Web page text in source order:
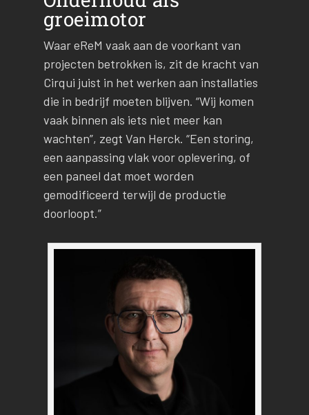
groeimotor
Waar eReM vaak aan de voorkant van
projecten betrokken is, zit de kracht van
Cirqui juist in het werken aan installaties
die in bedrijf moeten blijven. “Wij komen
vaak binnen als iets niet meer kan
wachten”, zegt Van Herck. “Een storing,
een aanpassing vlak voor oplevering, of
een paneel dat moet worden
gemodificeerd terwijl de productie
doorloopt.”